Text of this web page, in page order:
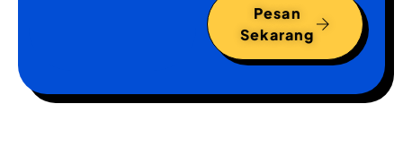
Pesan
Sekarang